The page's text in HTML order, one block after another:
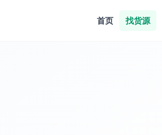
首页 找货源